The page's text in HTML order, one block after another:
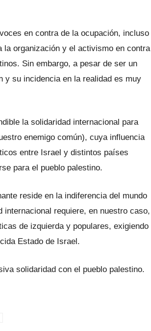
en contra de la ocupación, incluso
la organización y el activismo en contra
Sin embargo, a pesar de ser un
y su incidencia en la realidad es muy
la solidaridad internacional para
enemigo común), cuya influencia
entre Israel y distintos países
para el pueblo palestino.
reside en la indiferencia del mundo
requiere, en nuestro caso,
de izquierda y populares, exigiendo
Estado de Israel.
solidaridad con el pueblo palestino.